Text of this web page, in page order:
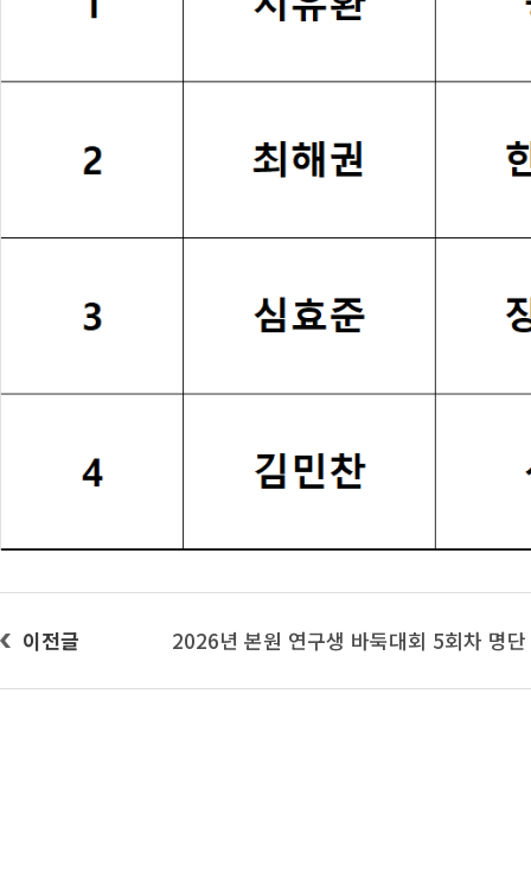
이전글 2026년 본원 연구생 바둑대회 5회차 명단